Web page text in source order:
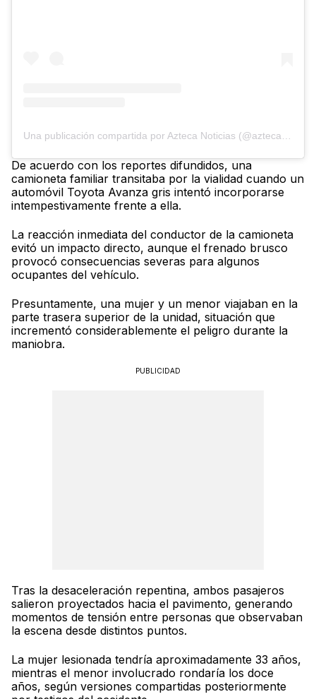
De acuerdo con los reportes difundidos, una
camioneta familiar transitaba por la vialidad cuando un
automóvil Toyota Avanza gris intentó incorporarse
intempestivamente frente a ella.
La reacción inmediata del conductor de la camioneta
evitó un impacto directo, aunque el frenado brusco
provocó consecuencias severas para algunos
ocupantes del vehículo.
Presuntamente, una mujer y un menor viajaban en la
parte trasera superior de la unidad, situación que
incrementó considerablemente el peligro durante la
maniobra.
PUBLICIDAD
Tras la desaceleración repentina, ambos pasajeros
salieron proyectados hacia el pavimento, generando
momentos de tensión entre personas que observaban
la escena desde distintos puntos.
La mujer lesionada tendría aproximadamente 33 años,
mientras el menor involucrado rondaría los doce
años, según versiones compartidas posteriormente